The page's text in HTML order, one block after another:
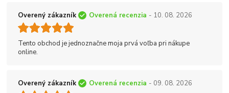
Overený zákazník Overená recenzia - 10. 08. 2026
Tento obchod je jednoznačne moja prvá voľba pri nákupe
online.
Overený zákazník Overená recenzia - 09. 08. 2026